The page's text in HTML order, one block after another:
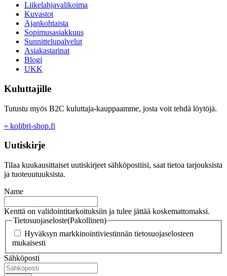
Liikelahjavalikoima
Kuvastot
Ajankohtaista
Sopimusasiakkuus
Sunnittelupalvelut
Asiakastarinat
Blogi
UKK
Kuluttajille
Tutustu myös B2C kuluttaja-kauppaamme, josta voit tehdä löytöjä.
» kolibri-shop.fi
Uutiskirje
Tilaa kuukausittaiset uutiskirjeet sähköpostiisi, saat tietoa tarjouksista
ja tuoteuutuuksista.
Name
Kenttä on validointitarkoituksiin ja tulee jättää koskemattomaksi.
Tietosuojaseloste(Pakollinen)
Hyväksyn markkinointiviestinnän tietosuojaselosteen
mukaisesti
Sähköposti